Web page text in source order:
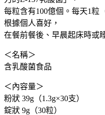
益
生
菌
善
敏
感
體
質
每粒含有100億個。每天1粒
根據個人喜好，
在餐前餐後、早晨起床時或
＜名稱＞
含乳酸菌食品
＜內容量＞
粉狀 39g（1.3g×30支）
錠狀 9g（30粒）